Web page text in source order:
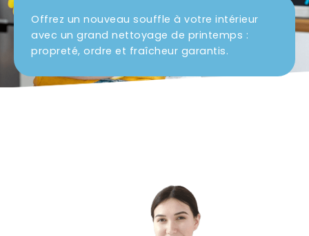
Offrez un nouveau souffle à votre intérieur
avec un grand nettoyage de printemps :
propreté, ordre et fraîcheur garantis.
Ville*